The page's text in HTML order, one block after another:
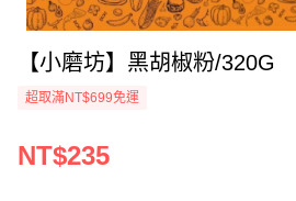
【小磨坊】黑胡椒粉/320G
超取滿NT$699免運
NT$235